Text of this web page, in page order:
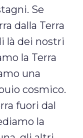
Se
dalla Terra
là dei nostri
la Terra
una
cosmico.
fuori dal
la